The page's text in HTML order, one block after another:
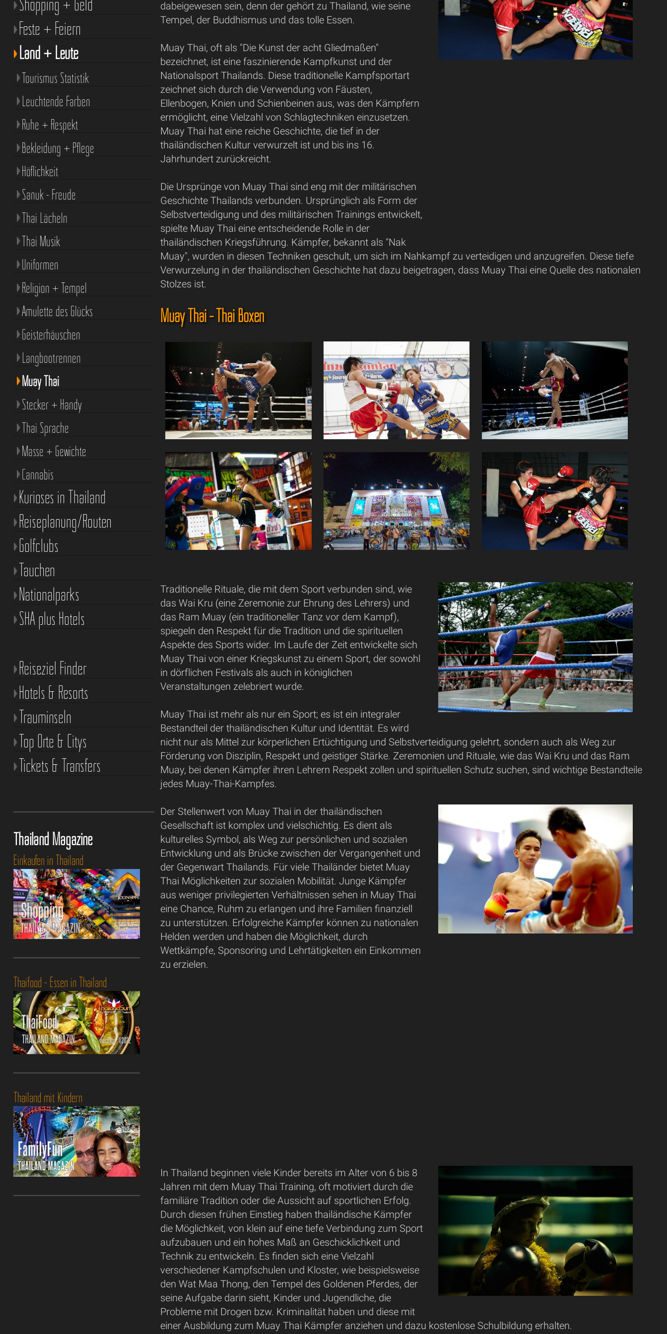
dabeigewesen sein, denn der gehört zu Thailand, wie seine
Tempel, der Buddhismus und das tolle Essen.
Muay Thai, oft als "Die Kunst der acht Gliedmaßen"
bezeichnet, ist eine faszinierende Kampfkunst und der
Nationalsport Thailands. Diese traditionelle Kampfsportart
zeichnet sich durch die Verwendung von Fäusten,
Ellenbogen, Knien und Schienbeinen aus, was den Kämpfern
ermöglicht, eine Vielzahl von Schlagtechniken einzusetzen.
Muay Thai hat eine reiche Geschichte, die tief in der
thailändischen Kultur verwurzelt ist und bis ins 16.
Jahrhundert zurückreicht.
Die Ursprünge von Muay Thai sind eng mit der militärischen
Geschichte Thailands verbunden. Ursprünglich als Form der
Selbstverteidigung und des militärischen Trainings entwickelt,
spielte Muay Thai eine entscheidende Rolle in der
thailändischen Kriegsführung. Kämpfer, bekannt als "Nak
Muay", wurden in diesen Techniken geschult, um sich im Nahkampf zu verteidigen und anzugreifen. Diese tiefe
Verwurzelung in der thailändischen Geschichte hat dazu beigetragen, dass Muay Thai eine Quelle des nationalen
Stolzes ist.
Muay Thai - Thai Boxen
Traditionelle Rituale, die mit dem Sport verbunden sind, wie
das Wai Kru (eine Zeremonie zur Ehrung des Lehrers) und
das Ram Muay (ein traditioneller Tanz vor dem Kampf),
spiegeln den Respekt für die Tradition und die spirituellen
Aspekte des Sports wider. Im Laufe der Zeit entwickelte sich
Muay Thai von einer Kriegskunst zu einem Sport, der sowohl
in dörflichen Festivals als auch in königlichen
Veranstaltungen zelebriert wurde.
Muay Thai ist mehr als nur ein Sport; es ist ein integraler
Bestandteil der thailändischen Kultur und Identität. Es wird
nicht nur als Mittel zur körperlichen Ertüchtigung und Selbstverteidigung gelehrt, sondern auch als Weg zur
Förderung von Disziplin, Respekt und geistiger Stärke. Zeremonien und Rituale, wie das Wai Kru und das Ram
Muay, bei denen Kämpfer ihren Lehrern Respekt zollen und spirituellen Schutz suchen, sind wichtige Bestandteile
jedes Muay-Thai-Kampfes.
Der Stellenwert von Muay Thai in der thailändischen
Gesellschaft ist komplex und vielschichtig. Es dient als
kulturelles Symbol, als Weg zur persönlichen und sozialen
Entwicklung und als Brücke zwischen der Vergangenheit und
der Gegenwart Thailands. Für viele Thailänder bietet Muay
Thai Möglichkeiten zur sozialen Mobilität. Junge Kämpfer
aus weniger privilegierten Verhältnissen sehen in Muay Thai
eine Chance, Ruhm zu erlangen und ihre Familien finanziell
zu unterstützen. Erfolgreiche Kämpfer können zu nationalen
Helden werden und haben die Möglichkeit, durch
Wettkämpfe, Sponsoring und Lehrtätigkeiten ein Einkommen
zu erzielen.
In Thailand beginnen viele Kinder bereits im Alter von 6 bis 8
Jahren mit dem Muay Thai Training, oft motiviert durch die
familiäre Tradition oder die Aussicht auf sportlichen Erfolg.
Durch diesen frühen Einstieg haben thailändische Kämpfer
die Möglichkeit, von klein auf eine tiefe Verbindung zum Sport
aufzubauen und ein hohes Maß an Geschicklichkeit und
Technik zu entwickeln. Es finden sich eine Vielzahl
verschiedener Kampfschulen und Kloster, wie beispielsweise
den Wat Maa Thong, den Tempel des Goldenen Pferdes, der
seine Aufgabe darin sieht, Kinder und Jugendliche, die
Probleme mit Drogen bzw. Kriminalität haben und diese mit
einer Ausbildung zum Muay Thai Kämpfer anziehen und dazu kostenlose Schulbildung erhalten.
Feste + Feiern
Land + Leute
Tourismus Statistik
Leuchtende Farben
Ruhe + Respekt
Bekleidung + Pflege
Höflichkeit
Sanuk - Freude
Thai Lächeln
Thai Musik
Uniformen
Religion + Tempel
Amulette des Glücks
Geisterhäuschen
Langbootrennen
Muay Thai
Stecker + Handy
Thai Sprache
Masse + Gewichte
Cannabis
Kurioses in Thailand
Reiseplanung/Routen
Golfclubs
Tauchen
Nationalparks
SHA plus Hotels
Reiseziel Finder
Hotels & Resorts
Trauminseln
Top Orte & Citys
Tickets & Transfers
Thailand Magazine
Einkaufen in Thailand
Thaifood - Essen in Thailand
Thailand mit Kindern